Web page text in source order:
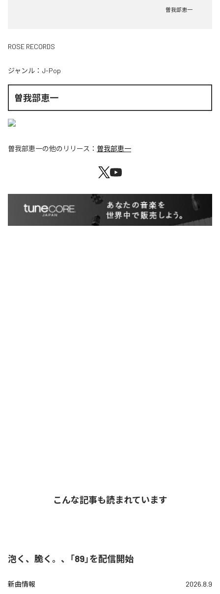
曽我部恵一
ROSE RECORDS
ジャンル： J-Pop
曽我部恵一
曽我部恵一の他のリリース： 曽我部恵一
こんな記事も読まれています
泡く、脆く。、「89」を配信開始
新曲情報 2026.8.9